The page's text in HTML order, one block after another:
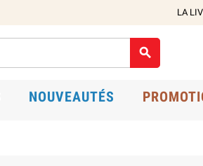
LA

NOUVEAUTÉS